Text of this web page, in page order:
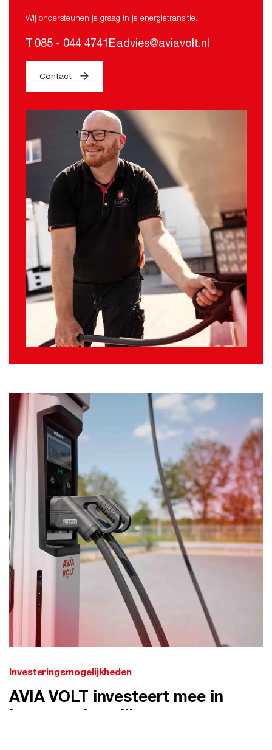
Wij ondersteunen je graag in je energietransitie.
T 085 - 044 4741 Eadvies@aviavolt.nl
Contact
Investeringsmogelijkheden
AVIA VOLT investeert mee in
jouw zorginstelling